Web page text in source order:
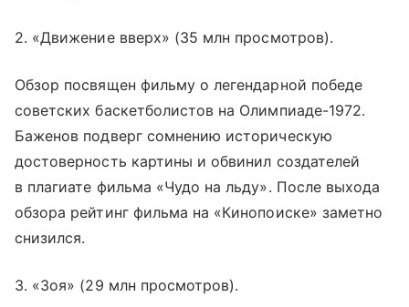
2. «Движение вверх» (35 млн просмотров).
Обзор посвящен фильму о легендарной победе
советских баскетболистов на Олимпиаде-1972.
Баженов подверг сомнению историческую
достоверность картины и обвинил создателей
в плагиате фильма «Чудо на льду». После выхода
обзора рейтинг фильма на «Кинопоиске» заметно
снизился.
3. «Зоя» (29 млн просмотров).